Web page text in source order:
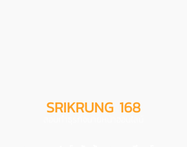
SRIKRUNG 168